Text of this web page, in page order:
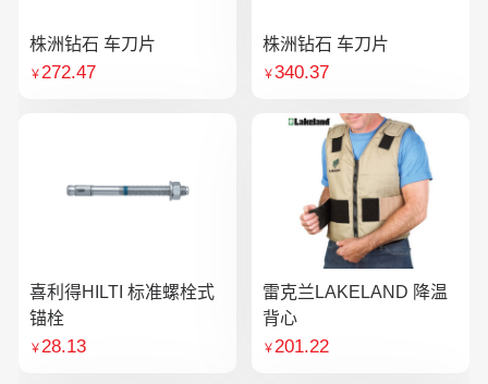
株洲钻石 车刀片
￥272.47
株洲钻石 车刀片
￥340.37
喜利得HILTI 标准螺栓式
锚栓
￥28.13
雷克兰LAKELAND 降温
背心
￥201.22